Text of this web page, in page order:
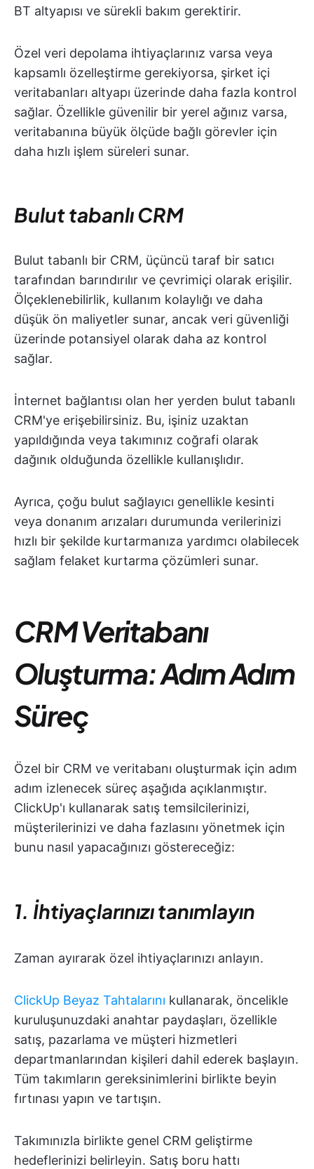
BT altyapısı ve sürekli bakım gerektirir.
Özel veri depolama ihtiyaçlarınız varsa veya
kapsamlı özelleştirme gerekiyorsa, şirket içi
veritabanları altyapı üzerinde daha fazla kontrol
sağlar. Özellikle güvenilir bir yerel ağınız varsa,
veritabanına büyük ölçüde bağlı görevler için
daha hızlı işlem süreleri sunar.
Bulut tabanlı CRM
Bulut tabanlı bir CRM, üçüncü taraf bir satıcı
tarafından barındırılır ve çevrimiçi olarak erişilir.
Ölçeklenebilirlik, kullanım kolaylığı ve daha
düşük ön maliyetler sunar, ancak veri güvenliği
üzerinde potansiyel olarak daha az kontrol
sağlar.
İnternet bağlantısı olan her yerden bulut tabanlı
CRM'ye erişebilirsiniz. Bu, işiniz uzaktan
yapıldığında veya takımınız coğrafi olarak
dağınık olduğunda özellikle kullanışlıdır.
Ayrıca, çoğu bulut sağlayıcı genellikle kesinti
veya donanım arızaları durumunda verilerinizi
hızlı bir şekilde kurtarmanıza yardımcı olabilecek
sağlam felaket kurtarma çözümleri sunar.
CRM Veritabanı
Oluşturma: Adım Adım
Süreç
Özel bir CRM ve veritabanı oluşturmak için adım
adım izlenecek süreç aşağıda açıklanmıştır.
ClickUp'ı kullanarak satış temsilcilerinizi,
müşterilerinizi ve daha fazlasını yönetmek için
bunu nasıl yapacağınızı göstereceğiz:
1. İhtiyaçlarınızı tanımlayın
Zaman ayırarak özel ihtiyaçlarınızı anlayın.
ClickUp Beyaz Tahtalarını kullanarak, öncelikle
kuruluşunuzdaki anahtar paydaşları, özellikle
satış, pazarlama ve müşteri hizmetleri
departmanlarından kişileri dahil ederek başlayın.
Tüm takımların gereksinimlerini birlikte beyin
fırtınası yapın ve tartışın.
Takımınızla birlikte genel CRM geliştirme
hedeflerinizi belirleyin. Satış boru hattı